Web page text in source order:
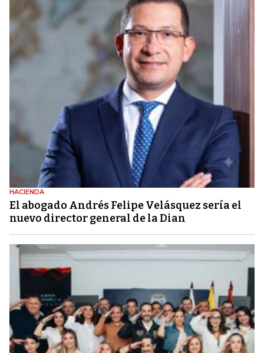
HACIENDA
El abogado Andrés Felipe Velásquez sería el
nuevo director general de la Dian